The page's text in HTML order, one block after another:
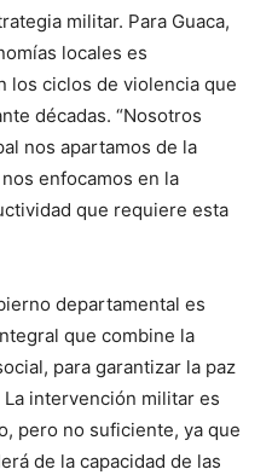
militar. Para Guaca,
locales es
los ciclos de violencia que
décadas. “Nosotros
nos apartamos de la
enfocamos en la
que requiere esta
departamental es
que combine la
para garantizar la paz
intervención militar es
pero no suficiente, ya que
de la capacidad de las